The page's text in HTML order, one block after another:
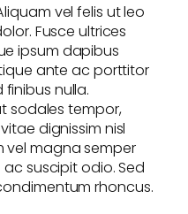
vel felis ut leo
Fusce ultrices
ipsum dapibus
ante ac porttitor
nulla.
sodales tempor,
dignissim nisl
vel magna semper
suscipit odio. Sed
rhoncus.